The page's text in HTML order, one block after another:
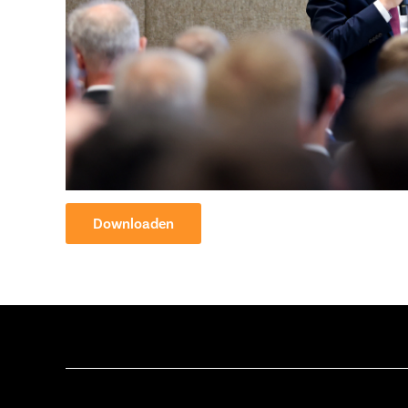
Downloaden